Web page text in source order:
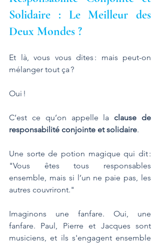
Solidaire : Le Meilleur des
Deux Mondes ?
Et là, vous vous dites : mais peut-on
mélanger tout ça ?
Oui !
C’est ce qu’on appelle la clause de
responsabilité conjointe et solidaire.
Une sorte de potion magique qui dit :
"Vous êtes tous responsables
ensemble, mais si l’un ne paie pas, les
autres couvriront."
Imaginons une fanfare. Oui, une
fanfare. Paul, Pierre et Jacques sont
musiciens, et ils s'engagent ensemble